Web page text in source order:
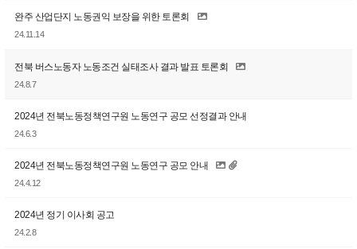
완주 산업단지 노동권익 보장을 위한 토론회
24.11.14
전북 버스노동자 노동조건 실태조사 결과 발표 토론회
24.8.7
2024년 전북노동정책연구원 노동연구 공모 선정결과 안내
24.6.3
2024년 전북노동정책연구원 노동연구 공모 안내
24.4.12
2024년 정기 이사회 공고
24.2.8